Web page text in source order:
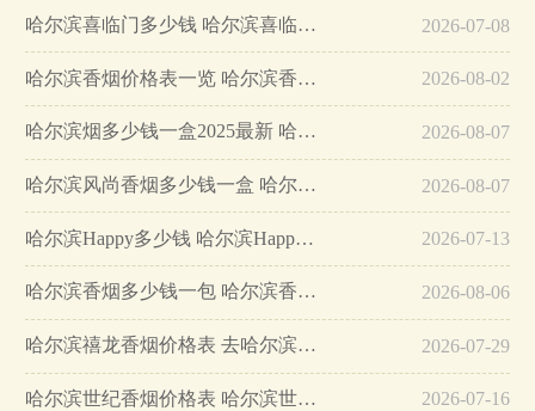
哈尔滨喜临门多少钱 哈尔滨喜临门香烟价格表2025… 2026-07-08
哈尔滨香烟价格表一览 哈尔滨香烟多少钱一包… 2026-08-02
哈尔滨烟多少钱一盒2025最新 哈尔滨香烟价格表图大全… 2026-08-07
哈尔滨风尚香烟多少钱一盒 哈尔滨风尚香烟价格表介绍… 2026-08-07
哈尔滨Happy多少钱 哈尔滨Happy烟价格表和图片一览… 2026-07-13
哈尔滨香烟多少钱一包 哈尔滨香烟价格和图片一览… 2026-08-06
哈尔滨禧龙香烟价格表 去哈尔滨不得不买的一款烟！… 2026-07-29
哈尔滨世纪香烟价格表 哈尔滨世纪香烟参数及图片… 2026-07-16